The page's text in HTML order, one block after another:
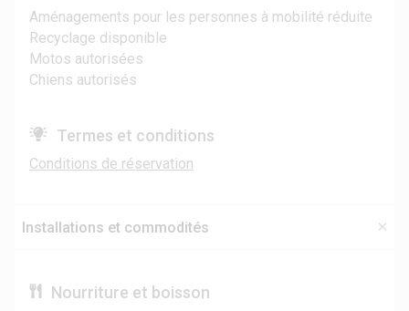
Aménagements pour les personnes à mobilité réduite
Recyclage disponible
Motos autorisées
Chiens autorisés
Termes et conditions
Conditions de réservation
Installations et commodités
Nourriture et boisson